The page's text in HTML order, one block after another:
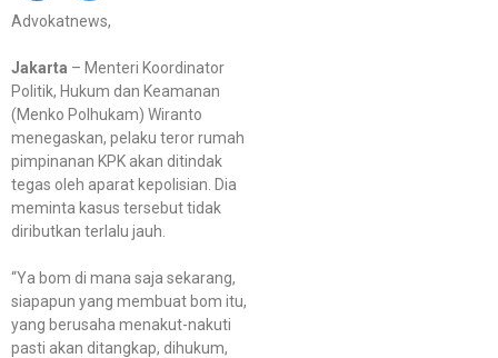
Advokatnews,
Jakarta – Menteri Koordinator
Politik, Hukum dan Keamanan
(Menko Polhukam) Wiranto
menegaskan, pelaku teror rumah
pimpinanan KPK akan ditindak
tegas oleh aparat kepolisian. Dia
meminta kasus tersebut tidak
diributkan terlalu jauh.
“Ya bom di mana saja sekarang,
siapapun yang membuat bom itu,
yang berusaha menakut-nakuti
pasti akan ditangkap, dihukum,